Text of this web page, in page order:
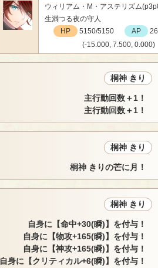
ウィリアム・M・アステリズム
生満つる夜の守人
HP
5150/5150 AP
(-15.000, 7.500, 0.000)
桐神 きり
主行動回数＋1！
主行動回数＋1！
桐神 きり
桐神 きりの芒に月！
桐神 きり
自身に【命中+30(瞬)】を付与！
自身に【物攻+165(瞬)】を付与！
自身に【神攻+165(瞬)】を付与！
自身に【クリティカル+6(瞬)】を付与！